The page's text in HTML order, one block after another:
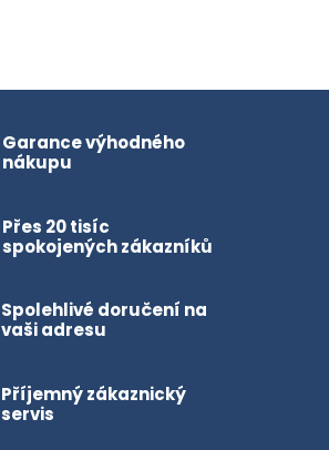
Garance výhodného
nákupu
Přes 20 tisíc
spokojených zákazníků
Spolehlivé doručení na
vaši adresu
Příjemný zákaznický
servis